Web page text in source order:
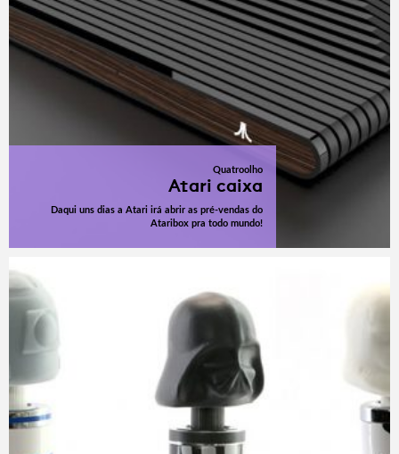
Quatroolho
Atari caixa
Daqui uns dias a Atari irá abrir as pré-vendas do
Ataribox pra todo mundo!